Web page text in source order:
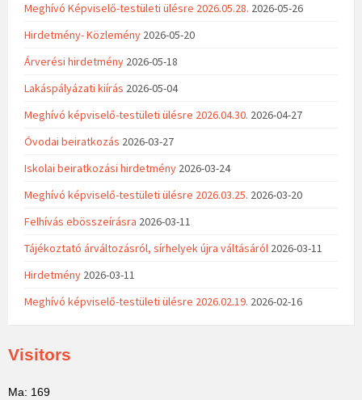
Meghívó Képviselő-testületi ülésre 2026.05.28. 2026-05-26
Hirdetmény- Közlemény 2026-05-20
Árverési hirdetmény 2026-05-18
Lakáspályázati kiírás 2026-05-04
Meghívó képviselő-testületi ülésre 2026.04.30. 2026-04-27
Óvodai beiratkozás 2026-03-27
Iskolai beiratkozási hirdetmény 2026-03-24
Meghívó képviselő-testületi ülésre 2026.03.25. 2026-03-20
Felhívás ebösszeírásra 2026-03-11
Tájékoztató árváltozásról, sírhelyek újra váltásáról 2026-03-11
Hirdetmény 2026-03-11
Meghívó képviselő-testületi ülésre 2026.02.19. 2026-02-16
Visitors
Ma: 169